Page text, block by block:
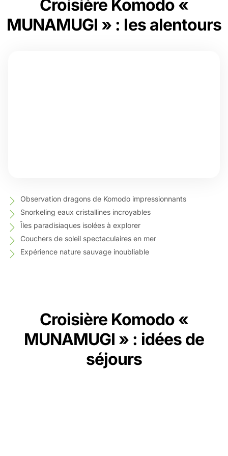
Croisière Komodo «
MUNAMUGI » : les alentours
Observation dragons de Komodo impressionnants
Snorkeling eaux cristallines incroyables
Îles paradisiaques isolées à explorer
Couchers de soleil spectaculaires en mer
Expérience nature sauvage inoubliable
Croisière Komodo «
MUNAMUGI » : idées de
séjours